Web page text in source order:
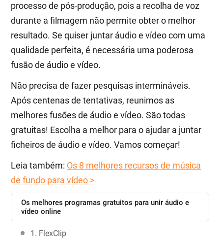
processo de pós-produção, pois a recolha de voz
durante a filmagem não permite obter o melhor
resultado. Se quiser juntar áudio e vídeo com uma
qualidade perfeita, é necessária uma poderosa
fusão de áudio e vídeo.
Não precisa de fazer pesquisas intermináveis.
Após centenas de tentativas, reunimos as
melhores fusões de áudio e vídeo. São todas
gratuitas! Escolha a melhor para o ajudar a juntar
ficheiros de áudio e vídeo. Vamos começar!
Leia também: Os 8 melhores recursos de música
de fundo para vídeo >
Os melhores programas gratuitos para unir áudio e
vídeo online
1. FlexClip